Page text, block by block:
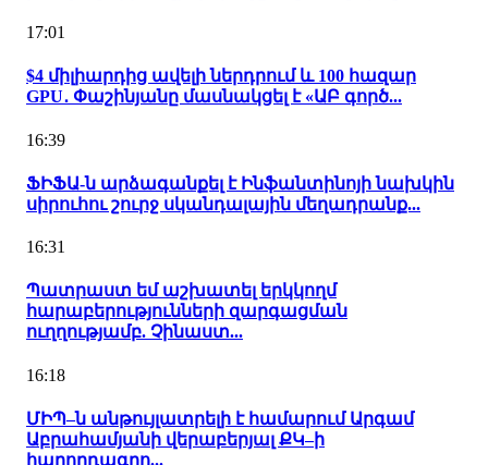
17:01
$4 միլիարդից ավելի ներդրում և 100 հազար
GPU․ Փաշինյանը մասնակցել է «ԱԲ գործ...
16:39
ՖԻՖԱ-ն արձագանքել է Ինֆանտինոյի նախկին
սիրուհու շուրջ սկանդալային մեղադրանք...
16:31
Պատրաստ եմ աշխատել երկկողմ
հարաբերությունների զարգացման
ուղղությամբ. Չինաստ...
16:18
ՄԻՊ–ն անթույլատրելի է համարում Արգամ
Աբրահամյանի վերաբերյալ ՔԿ–ի
հաղորդագրո...